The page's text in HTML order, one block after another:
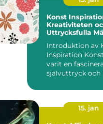
Konst
Kreativiteten
Uttrycksfulla
Introduktion av
Inspiration Konst har alltid
varit en
självuttryck och
15. jan